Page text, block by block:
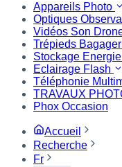
Appareils Photo
Optiques
Vidéos Son
Trépieds
Stockage Energie
Eclairage Flash
Téléphonie
TRAVAUX
Phox Occasion
Accueil
Recherche
Fr